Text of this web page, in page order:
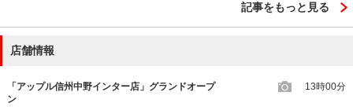
記事をもっと見る
店舗情報
「アップル信州中野インター店」グランドオープ
ン
13時00分